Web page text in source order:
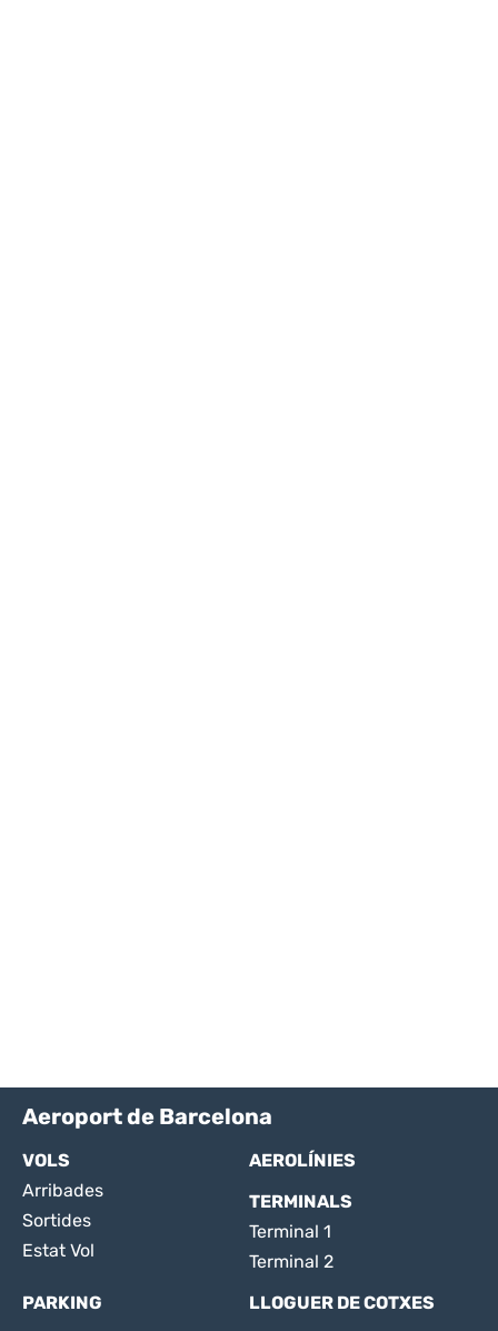
Aeroport de Barcelona
VOLS
Arribades
Sortides
Estat Vol
AEROLÍNIES
TERMINALS
Terminal 1
Terminal 2
PARKING
LLOGUER DE COTXES